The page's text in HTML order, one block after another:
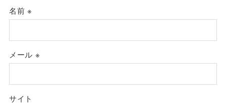
名前※
メール ※
サイト